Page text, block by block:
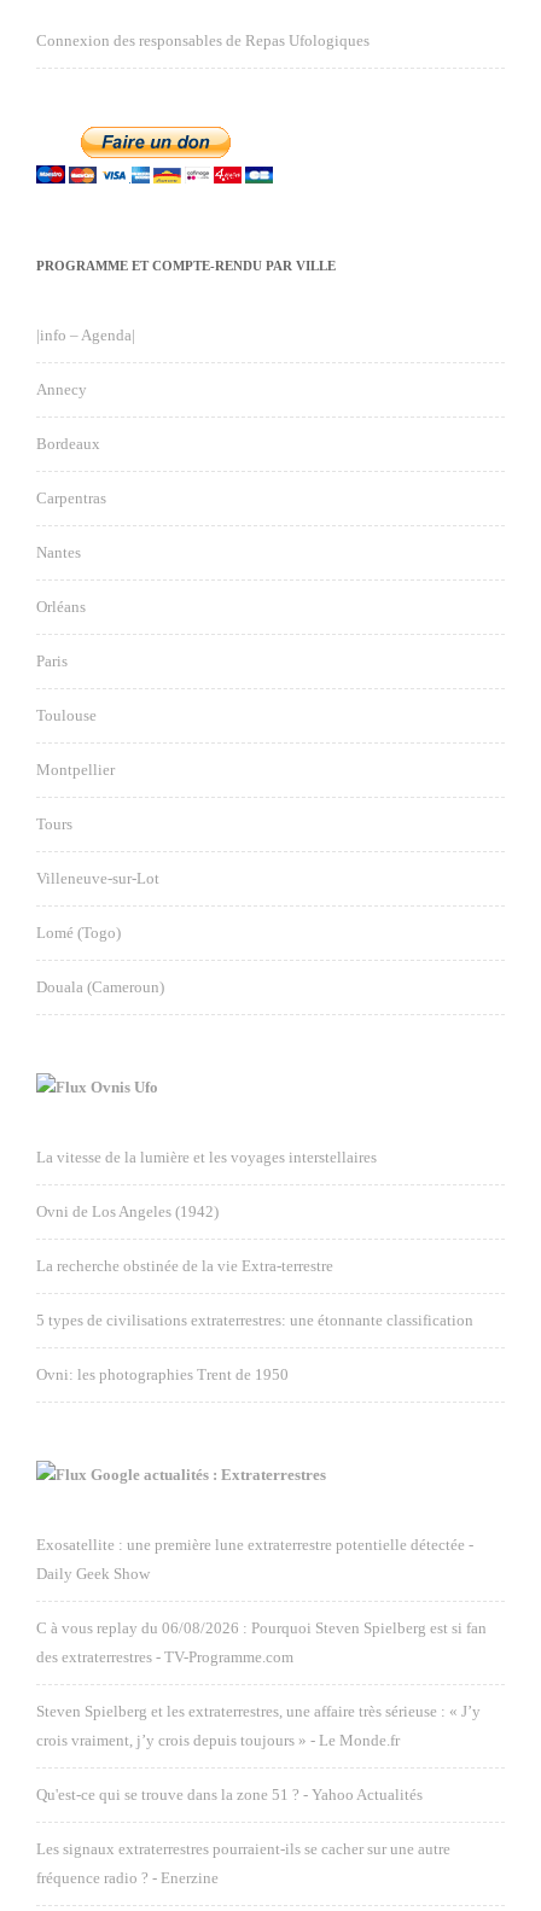
Connexion des responsables de Repas Ufologiques
PROGRAMME ET COMPTE-RENDU PAR VILLE
|info – Agenda|
Annecy
Bordeaux
Carpentras
Nantes
Orléans
Paris
Toulouse
Montpellier
Tours
Villeneuve-sur-Lot
Lomé (Togo)
Douala (Cameroun)
Ovnis Ufo
La vitesse de la lumière et les voyages interstellaires
Ovni de Los Angeles (1942)
La recherche obstinée de la vie Extra-terrestre
5 types de civilisations extraterrestres: une étonnante classification
Ovni: les photographies Trent de 1950
Google actualités : Extraterrestres
Exosatellite : une première lune extraterrestre potentielle détectée -
Daily Geek Show
C à vous replay du 06/08/2026 : Pourquoi Steven Spielberg est si fan
des extraterrestres - TV-Programme.com
Steven Spielberg et les extraterrestres, une affaire très sérieuse : « J’y
crois vraiment, j’y crois depuis toujours » - Le Monde.fr
Qu'est-ce qui se trouve dans la zone 51 ? - Yahoo Actualités
Les signaux extraterrestres pourraient-ils se cacher sur une autre
fréquence radio ? - Enerzine